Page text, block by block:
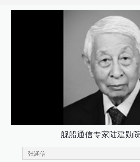
舰船通信专家陆建勋